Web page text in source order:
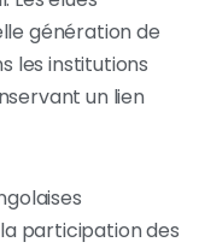
génération de
les institutions
un lien
participation des